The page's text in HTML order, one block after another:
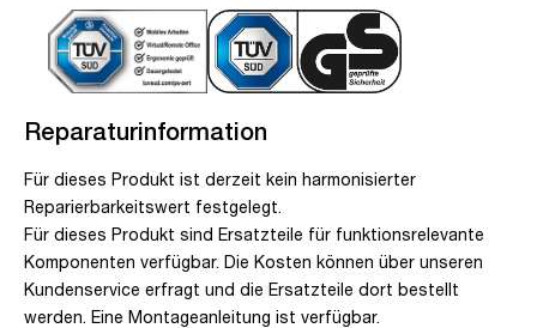
Reparaturinformation
Für dieses Produkt ist derzeit kein harmonisierter
Reparierbarkeitswert festgelegt.
Für dieses Produkt sind Ersatzteile für funktionsrelevante
Komponenten verfügbar. Die Kosten können über unseren
Kundenservice erfragt und die Ersatzteile dort bestellt
werden. Eine Montageanleitung ist verfügbar.